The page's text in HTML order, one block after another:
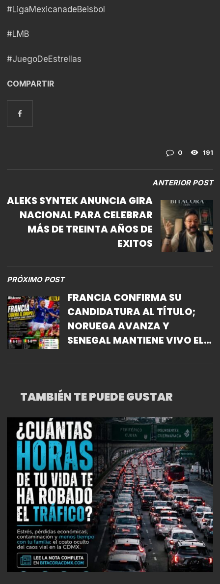
#LigaMexicanadeBeisbol
#LMB
#JuegoDeEstrellas
COMPARTIR
0 191
ANTERIOR POST
ALEKS SYNTEK ANUNCIA GIRA
NACIONAL PARA CELEBRAR
MÁS DE TREINTA AÑOS DE
EXITOS
PRÓXIMO POST
FRANCIA CONFIRMA SU
CANDIDATURA AL TÍTULO;
NORUEGA AVANZA Y
SENEGAL MANTIENE VIVO EL
TAMBIÉN TE PUEDE GUSTAR